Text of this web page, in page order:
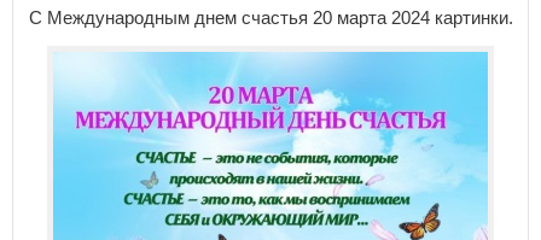
С Международным днем счастья 20 марта 2024 картинки.